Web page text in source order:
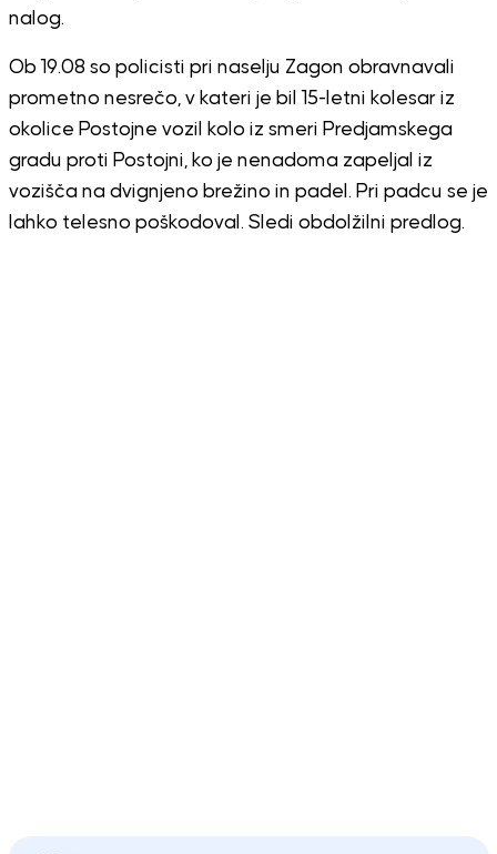
nalog.
Ob 19.08 so policisti pri naselju Zagon obravnavali
prometno nesrečo, v kateri je bil 15-letni kolesar iz
okolice Postojne vozil kolo iz smeri Predjamskega
gradu proti Postojni, ko je nenadoma zapeljal iz
vozišča na dvignjeno brežino in padel. Pri padcu se je
lahko telesno poškodoval. Sledi obdolžilni predlog.